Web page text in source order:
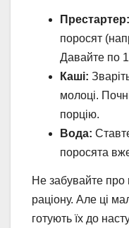
Престартер:
поросят
Давайте по
Каші:
молоці.
порцію.
Вода:
поросята
Не забувайте
раціону. Але ці
готують їх до